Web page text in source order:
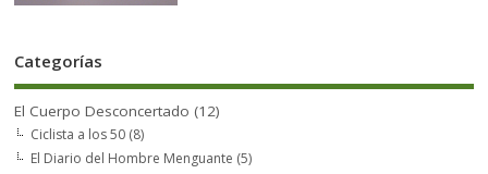
Categorías
El Cuerpo Desconcertado (12)
Ciclista a los 50 (8)
El Diario del Hombre Menguante (5)